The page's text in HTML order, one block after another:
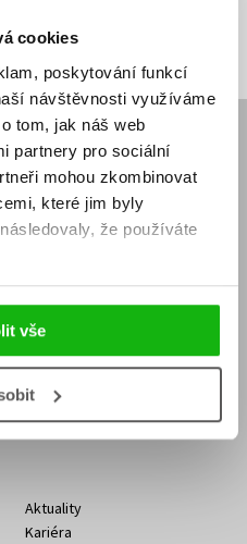
cookies
poskytování funkcí
návštěvnosti využíváme
tom, jak náš web
partnery pro sociální
mohou zkombinovat
které jim byly
že používáte
vše
Přihlásit se
Knižní novinky
Dárkové poukazy
Affiliate program
Kontakty Albatros Media
Aktuality
Kariéra